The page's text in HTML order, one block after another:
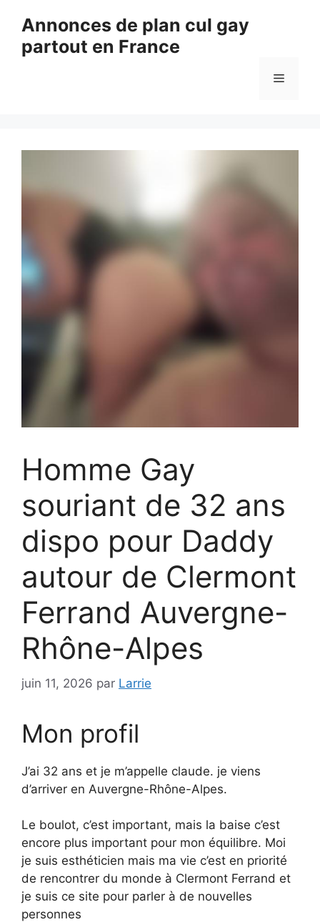
contenu
Annonces de plan cul gay
partout en France
Menu
Homme Gay
souriant de 32 ans
dispo pour Daddy
autour de Clermont
Ferrand Auvergne-
Rhône-Alpes
juin 11, 2026 par Larrie
Mon profil
J’ai 32 ans et je m’appelle claude. je viens
d’arriver en Auvergne-Rhône-Alpes.
Le boulot, c’est important, mais la baise c’est
encore plus important pour mon équilibre. Moi
je suis esthéticien mais ma vie c’est en priorité
de rencontrer du monde à Clermont Ferrand et
je suis ce site pour parler à de nouvelles
personnes